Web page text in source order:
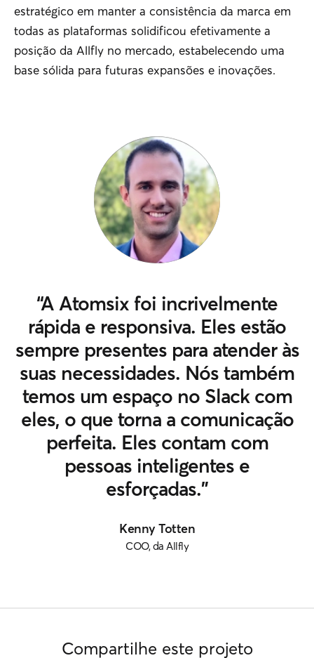
estratégico em manter a consistência da marca em
todas as plataformas solidificou efetivamente a
posição da Allfly no mercado, estabelecendo uma
base sólida para futuras expansões e inovações.
“A Atomsix foi incrivelmente
rápida e responsiva. Eles estão
sempre presentes para atender às
suas necessidades. Nós também
temos um espaço no Slack com
eles, o que torna a comunicação
perfeita. Eles contam com
pessoas inteligentes e
esforçadas.”
Kenny Totten
COO, da Allfly
Compartilhe este projeto